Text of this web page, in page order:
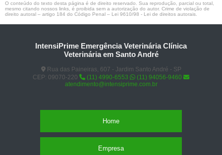
O conteúdo do texto desta página é de direito reservado. Sua reprodução, parcial ou total,
mesmo citando nossos links, é proibida sem a autorização do autor. Crime de violação de
direito autoral – artigo 184 do Código Penal – Lei 9610/98 - Lei de direitos autorais
IntensiPrime Emergência Veterinária Clínica
Veterinária em Santo André
Rua das Paineiras, 607 - Jardim Santo André - SP
CEP: 09070-220
(11) 4990-6553
(11) 94056-9460
atendimento@intensiprime.com.br
Home
Empresa